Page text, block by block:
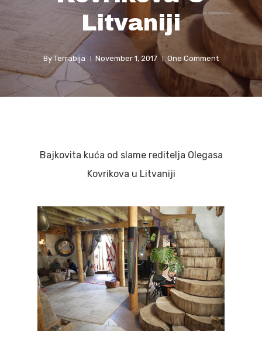
Litvaniji
By Terrabija November 1, 2017 One Comment
Bajkovita kuća od slame reditelja Olegasa
Kovrikova u Litvaniji